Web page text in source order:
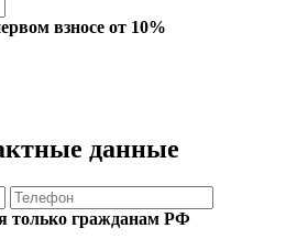
взносе от 10%
данные
только гражданам РФ